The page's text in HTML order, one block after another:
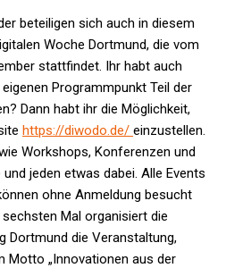
beteiligen sich auch in diesem
Woche Dortmund, die vom
stattfindet. Ihr habt auch
Programmpunkt Teil der
Dann habt ihr die Möglichkeit,
https://diwodo.de/ einzustellen.
Workshops, Konferenzen und
jeden etwas dabei. Alle Events
ohne Anmeldung besucht
Mal organisiert die
Dortmund die Veranstaltung,
Motto „Innovationen aus der